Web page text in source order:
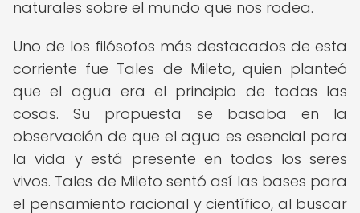
naturales sobre el mundo que nos rodea.
Uno de los filósofos más destacados de esta
corriente fue Tales de Mileto, quien planteó
que el agua era el principio de todas las
cosas. Su propuesta se basaba en la
observación de que el agua es esencial para
la vida y está presente en todos los seres
vivos. Tales de Mileto sentó así las bases para
el pensamiento racional y científico, al buscar